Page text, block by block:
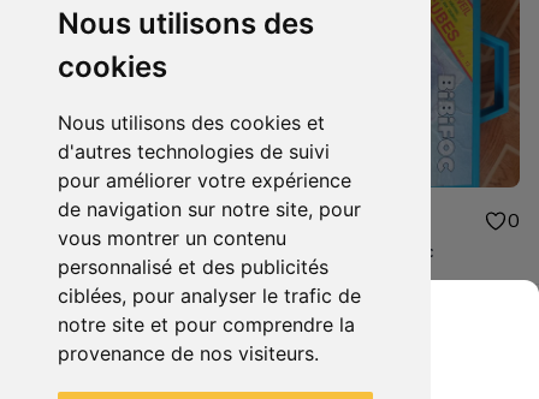
Nous utilisons des
cookies
Nous utilisons des cookies et
d'autres technologies de suivi
pour améliorer votre expérience
de navigation sur notre site, pour
vous montrer un contenu
personnalisé et des publicités
ciblées, pour analyser le trafic de
notre site et pour comprendre la
provenance de nos visiteurs.
5.00€ 0
Thunder Force 3 : notice artisanale
10.00€ 0
jeu d'éveil Bibifoc